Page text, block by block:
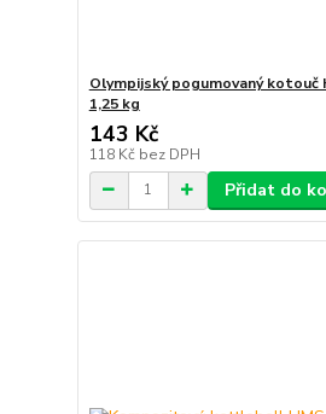
Olympijský pogumovaný kotouč
1,25 kg
143 Kč
118 Kč bez DPH
Přidat do